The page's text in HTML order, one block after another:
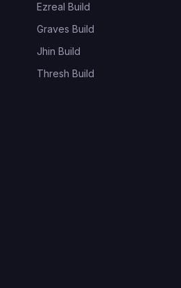
Ezreal Build
Graves Build
Jhin Build
Thresh Build